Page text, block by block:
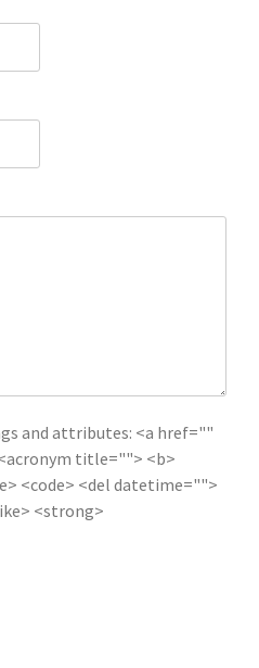
and attributes: <a href=""
title=""> <b>
<code> <del datetime="">
<strong>